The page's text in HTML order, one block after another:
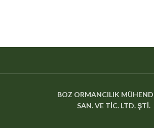
BOZ ORMANCILIK
SAN. VE TİC. LTD. ŞTİ.